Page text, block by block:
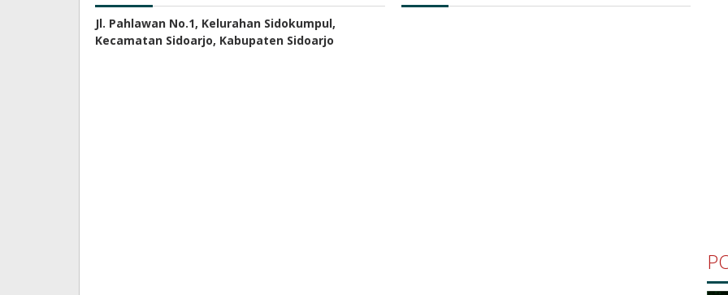
Jl. Pahlawan No.1, Kelurahan Sidokumpul,
Kecamatan Sidoarjo, Kabupaten Sidoarjo